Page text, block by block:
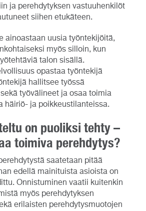
ja perehdytyksen vastuuhenkilöt
siihen etukäteen.
ainoastaan uusia työntekijöitä,
myös silloin, kun
talon sisällä.
opastaa työntekijä
hallitsee työssä
työvälineet ja osaa toimia
häiriö- ja poikkeustilanteissa.
on puoliksi tehty –
toimiva perehdytys?
saatetaan pitää
edellä mainituista asioista on
Onnistuminen vaatii kuitenkin
myös perehdytyksen
erilaisten perehdytysmuotojen